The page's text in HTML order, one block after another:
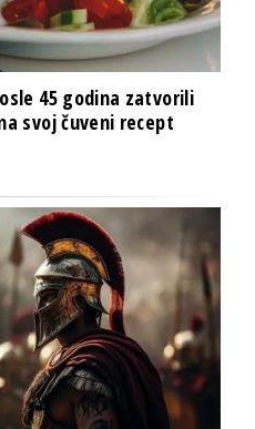
45 godina zatvorili
svoj čuveni recept